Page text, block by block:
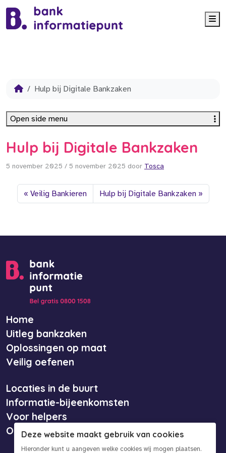
Hulp bij Digitale Bankzaken
Hulp bij Digitale Bankzaken
5 november 2025 / 5 november 2025 door Tosca
Veilig Bankieren Hulp bij Digitale Bankzaken
Open side menu
Home
Uitleg bankzaken
Oplossingen op maat
Veilig oefenen
Locaties in de buurt
Informatie-bijeenkomsten
Voor helpers
Over ons
Deze website maakt gebruik van cookies
Hieronder kunt u aangeven welke cookies wij mogen plaatsen.